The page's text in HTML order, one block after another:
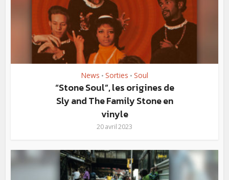
News • Sorties • Soul
“Stone Soul”, les origines de
Sly and The Family Stone en
vinyle
20 avril 2023